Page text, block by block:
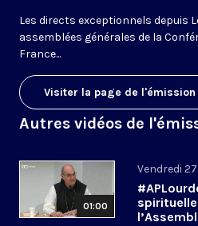
Les directs exceptionnels depuis
assemblées générales de la
France...
Visiter la page de l'émission
Autres vidéos de
01:00
Vendredi